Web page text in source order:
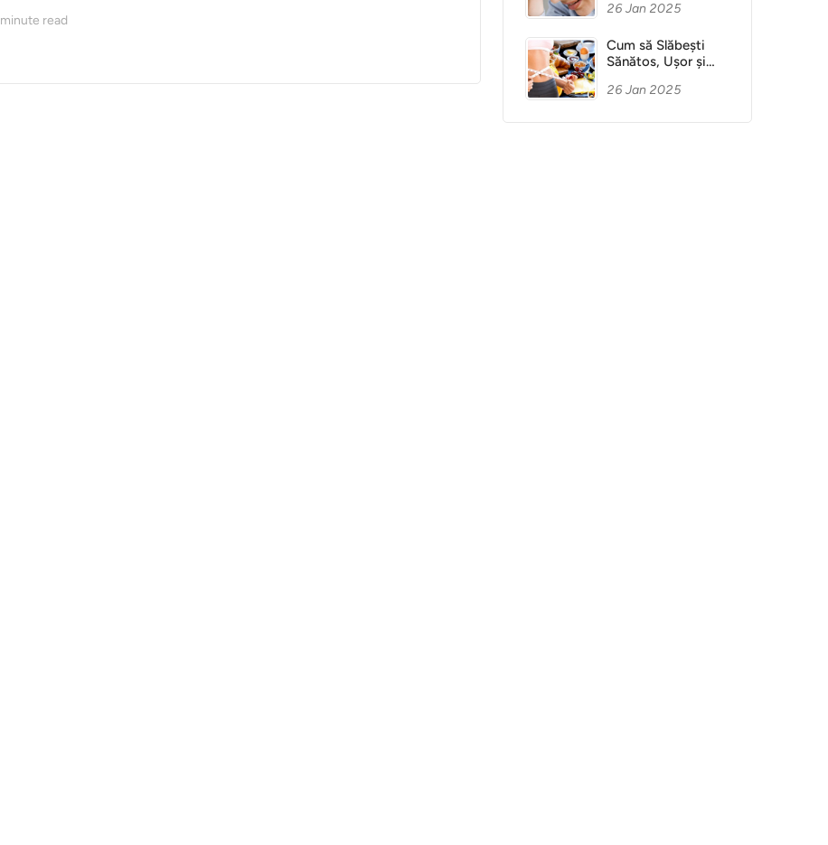
minute read
26 Jan 2025
Cum să Slăbești
Sănătos, Ușor și
26 Jan 2025